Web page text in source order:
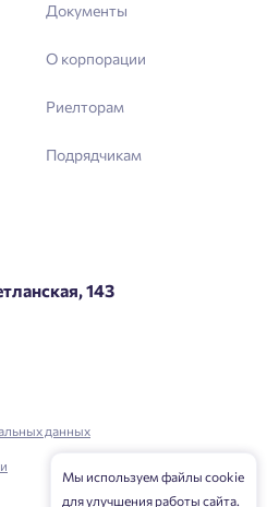
Документы
О корпорации
Риелторам
Подрядчикам
143
данных
Мы используем файлы cookie
для улучшения работы сайта.